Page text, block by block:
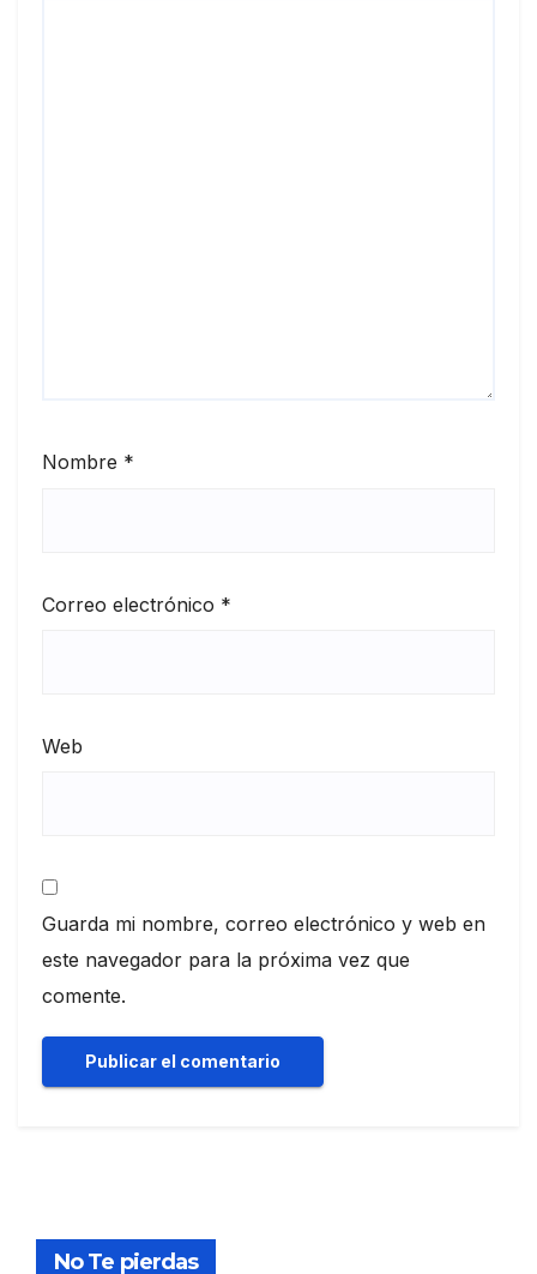
Nombre *
Correo electrónico *
Web
Guarda mi nombre, correo electrónico y web en
este navegador para la próxima vez que
comente.
No Te pierdas